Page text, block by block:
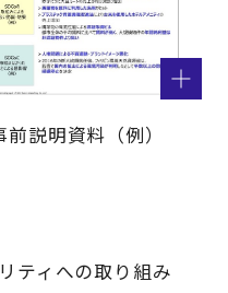
説明資料（例）
ティへの取り組み